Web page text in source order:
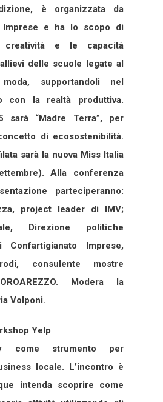
è organizzata da
Imprese e ha lo scopo di
creatività e le capacità
delle scuole legate al
supportandoli nel
con la realtà produttiva.
sarà “Madre Terra”, per
di ecosostenibilità.
sarà la nuova Miss Italia
Alla conferenza
parteciperanno:
project leader di IMV;
Direzione politiche
Confartigianato Imprese,
consulente mostre
Modera la
Volponi.
Yelp
come strumento per
locale. L’incontro è
intenda scoprire come